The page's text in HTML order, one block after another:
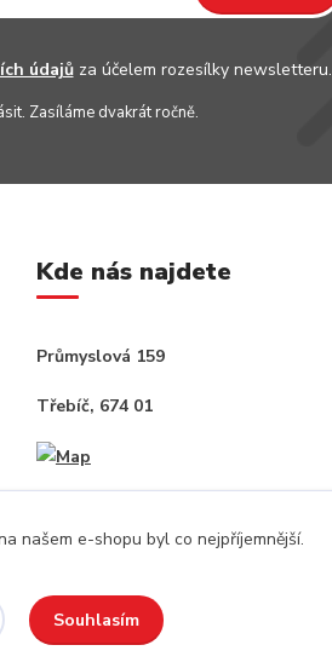
údajůza účelem rozesílky newsletteru.
Zasíláme dvakrát ročně.
Kde nás najdete
Průmyslová 159
Třebíč, 674 01
našem e-shopu byl co nejpříjemnější.
Souhlasím